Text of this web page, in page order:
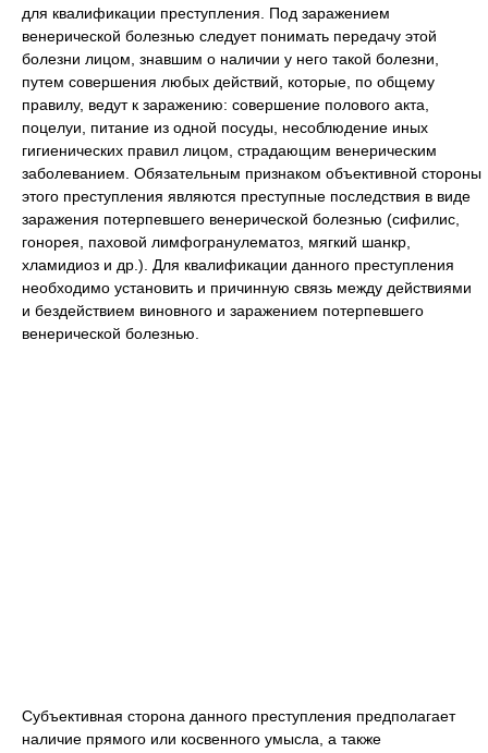
для квалификации преступления. Под заражением
венерической болезнью следует понимать передачу этой
болезни лицом, знавшим о наличии у него такой болезни,
путем совершения любых действий, которые, по общему
правилу, ведут к заражению: совершение полового акта,
поцелуи, питание из одной посуды, несоблюдение иных
гигиенических правил лицом, страдающим венерическим
заболеванием. Обязательным признаком объективной стороны
этого преступления являются преступные последствия в виде
заражения потерпевшего венерической болезнью (сифилис,
гонорея, паховой лимфогранулематоз, мягкий шанкр,
хламидиоз и др.). Для квалификации данного преступления
необходимо установить и причинную связь между действиями
и бездействием виновного и заражением потерпевшего
венерической болезнью.
Субъективная сторона данного преступления предполагает
наличие прямого или косвенного умысла, а также